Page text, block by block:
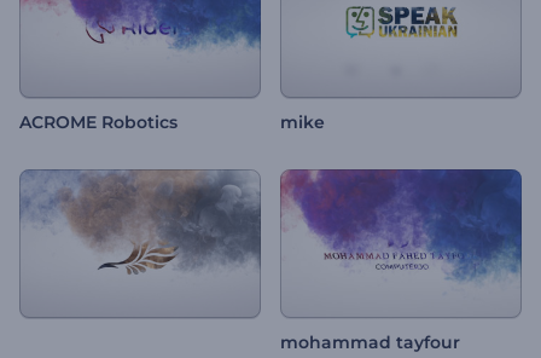
ACROME Robotics mike
mohammad tayfour